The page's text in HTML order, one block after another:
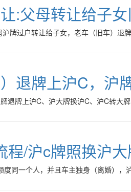
:父母转让给子
牌过户转让给子女，老车（旧车）退
退牌上沪C，沪
退牌上沪C、沪大牌换沪C、沪C转大
/沪c牌照换沪大
度同一个人，并且车主独身（离婚）